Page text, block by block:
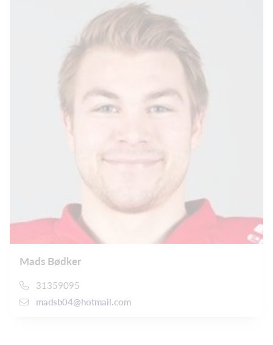
Mads Bødker
31359095
madsb04@hotmail.com